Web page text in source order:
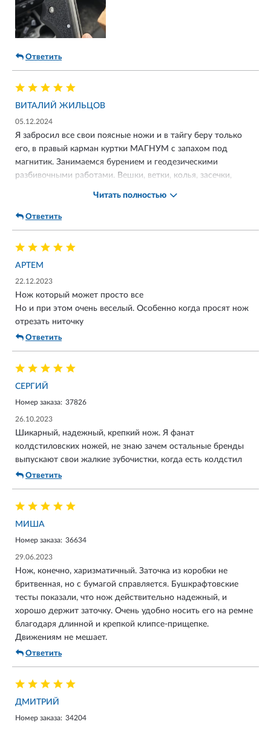
Ответить
ВИТАЛИЙ ЖИЛЬЦОВ
05.12.2024
Я забросил все свои поясные ножи и в тайгу беру только
его, в правый карман куртки МАГНУМ с запахом под
магнитик. Занимаемся бурением и геодезическими
разбивочными работами. Вешки, ветки, колья, засечки,
заводскую заточку правлю на карманном мусатике
викторинокс, 8 строгающих взмахов и идеальный рез
бумажки А4. Его стихия рубить и строгать. Берёза 10 см
расслбляются все болтики. С кврмане ещё 2 звёздочки.
Затягиваю от руки и порядок. С ножа просто кайфую.
Молодцы пендосы тайванскими руками.
Читать полностью
Ответить
АРТЕМ
22.12.2023
Нож который может просто все
Но и при этом очень веселый. Особенно когда просят нож
отрезать ниточку
Ответить
СЕРГИЙ
Номер заказа: 37826
26.10.2023
Шикарный, надежный, крепкий нож. Я фанат
колдстиловских ножей, не знаю зачем остальные бренды
выпускают свои жалкие зубочистки, когда есть колдстил
Ответить
МИША
Номер заказа: 36634
29.06.2023
Нож, конечно, харизматичный. Заточка из коробки не
бритвенная, но с бумагой справляется. Бушкрафтовские
тесты показали, что нож действительно надежный, и
хорошо держит заточку. Очень удобно носить его на ремне
благодаря длинной и крепкой клипсе-прищепке.
Движениям не мешает.
Ответить
ДМИТРИЙ
Номер заказа: 34204